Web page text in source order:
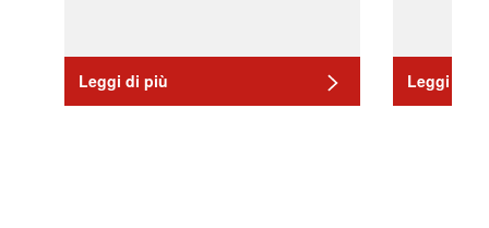
Leggi di più Leggi di